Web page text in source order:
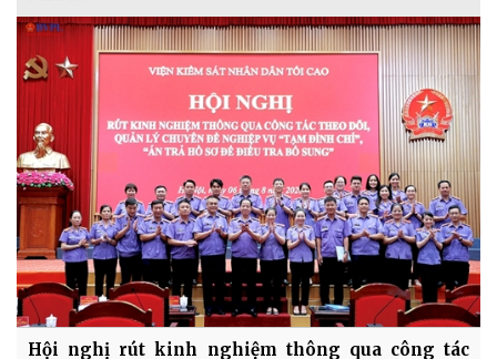
Hội nghị rút kinh nghiệm thông qua công tác